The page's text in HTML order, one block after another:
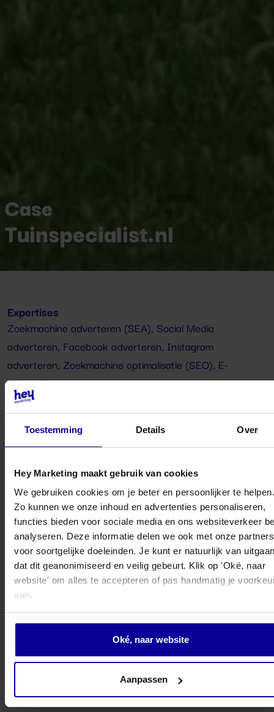
Toestemming Details Over
Hey Marketing maakt gebruik van cookies
We gebruiken cookies om je beter en persoonlijker te helpen.
Zo kunnen we onze inhoud en advertenties personaliseren,
functies bieden voor sociale media en ons websiteverkeer
analyseren. Deze informatie delen we ook met onze partners
voor soortgelijke doeleinden. Je kunt er natuurlijk van
dat dit geanonimiseerd en veilig gebeurt. Klik op 'Oké, naar
website' om alles te accepteren of pas handmatig je
aan.
Oké, naar website
Aanpassen
Case
Tuinspecialist.nl
Expertises
Zoekmachine adverteren (SEA), Social Media
adverteren, Facebook adverteren, Instagram
adverteren, Zoekmachine optimalisatie (SEO), E-
mailmarketing
Klant
Tuinspecialist.nl
Sector
Tuinspecialist verkoopt +100
overkappingen en schuifwanden na
livegang Magento webshop
1700%
ROAS uit SEA in 2024
+100
Orders in één maand